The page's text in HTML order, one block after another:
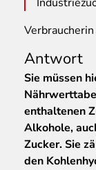
Antwort
Sie müssen
enthaltenen
Alkohole,
Zucker. Sie
den